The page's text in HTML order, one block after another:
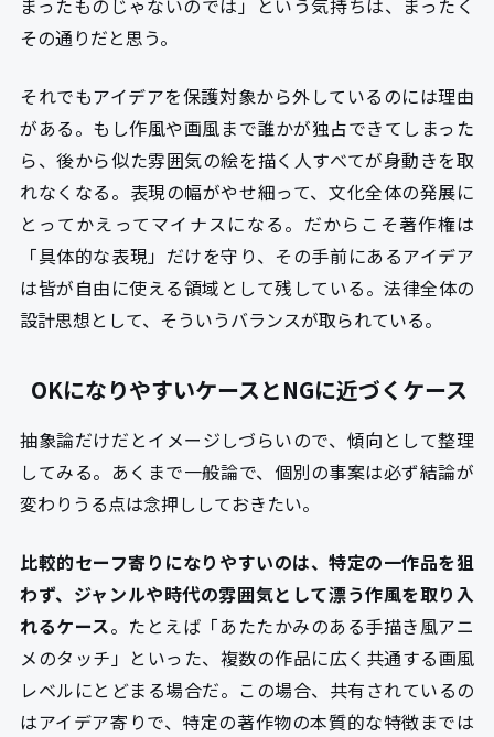
まったものじゃないのでは」という気持ちは、まったく
その通りだと思う。
それでもアイデアを保護対象から外しているのには理由
がある。もし作風や画風まで誰かが独占できてしまった
ら、後から似た雰囲気の絵を描く人すべてが身動きを取
れなくなる。表現の幅がやせ細って、文化全体の発展に
とってかえってマイナスになる。だからこそ著作権は
「具体的な表現」だけを守り、その手前にあるアイデア
は皆が自由に使える領域として残している。法律全体の
設計思想として、そういうバランスが取られている。
OKになりやすいケースとNGに近づくケース
抽象論だけだとイメージしづらいので、傾向として整理
してみる。あくまで一般論で、個別の事案は必ず結論が
変わりうる点は念押ししておきたい。
比較的セーフ寄りになりやすいのは、特定の一作品を狙
わず、ジャンルや時代の雰囲気として漂う作風を取り入
れるケース。たとえば「あたたかみのある手描き風アニ
メのタッチ」といった、複数の作品に広く共通する画風
レベルにとどまる場合だ。この場合、共有されているの
はアイデア寄りで、特定の著作物の本質的な特徴までは